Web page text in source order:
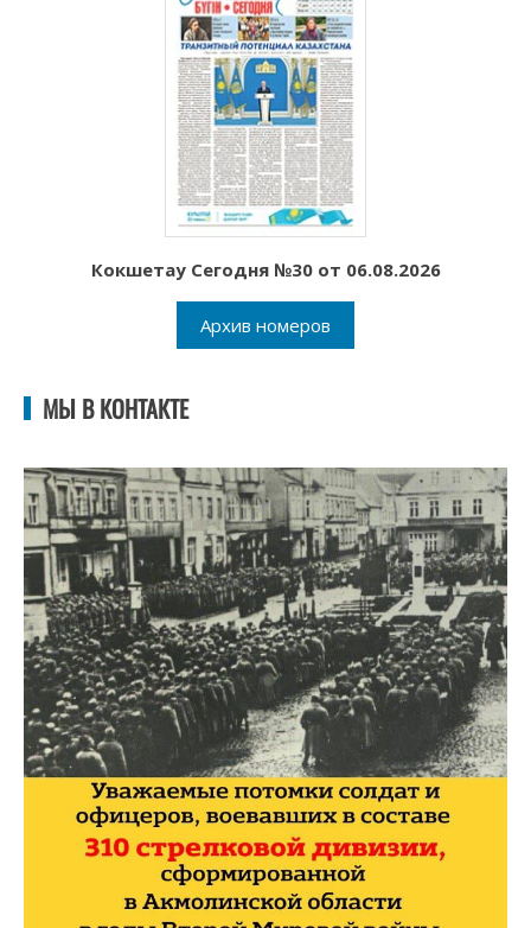
Кокшетау Сегодня №30 от 06.08.2026
Архив номеров
МЫ В КОНТАКТЕ